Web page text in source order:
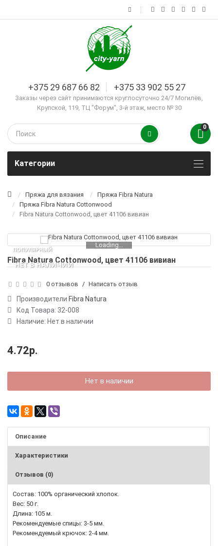
+375 29 687 66 82 +375 33 902 55 27
Заказы через сайт принимаются круглосуточно 24/7 Могилёв,
Крупской, 119, ТЦ "Форум", 3-й этаж, место № 30
0
Kатегории
Пряжа для вязания
Пряжа Fibra Natura
Пряжа Fibra Natura Cottonwood
Fibra Natura Cottonwood, цвет 41106 вивиан
ПОПУЛЯРНЫЙ
НЕТ В НАЛИЧИИ
Loading...
Fibra Natura Cottonwood, цвет 41106 вивиан
0 отзывов / Написать отзыв
Производители Fibra Natura
Код Товара: 32-008
Наличие: Нет в наличии
4.72р.
Нет в наличии
Описание
Характеристики
Отзывов (0)
Состав: 100% органический хлопок.
Вес: 50 г.
Длина: 105 м.
Рекомендуемые спицы: 3-5 мм.
Рекомендуемый крючок: 2-4 мм.